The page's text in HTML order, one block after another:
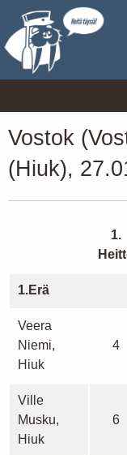
Vostok
(Hiuk),
1.
1.Erä
Veera
Niemi,
Hiuk
4
Ville
Musku,
Hiuk
6